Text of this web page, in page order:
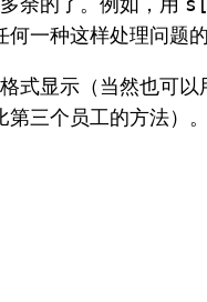
一种这样处理问题的
式显示（当然也可以
三个员工的方法）